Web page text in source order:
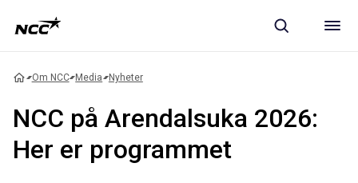
Om NCC Media Nyheter
NCC på Arendalsuka 2026:
Her er programmet